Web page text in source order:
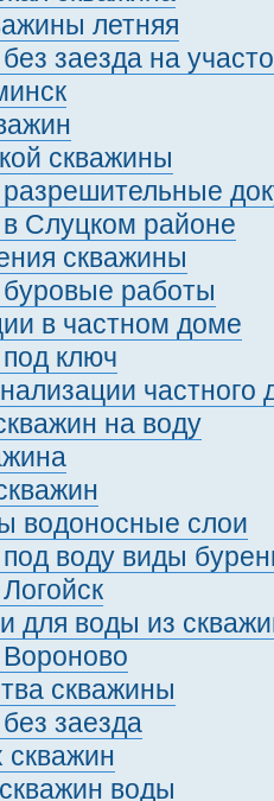
летняя
заезда на
скважины
Слуцком районе
скважины
работы
в частном доме
ключ
частного
на воду
водоносные слои
воду виды
для воды из
скважины
заезда
скважин
воды